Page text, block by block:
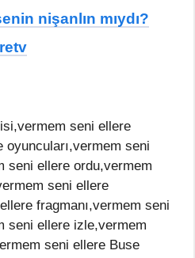
nişanlın mıydı?
seni ellere
seni
seni ellere ordu,vermem
seni ellere
fragmanı,vermem seni
seni ellere izle,vermem
seni ellere Buse